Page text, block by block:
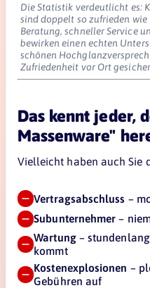
Die Statistik verdeutlicht es:
sind doppelt so zufrieden wie
Beratung, schneller Service
bewirken einen echten
schönen
Zufriedenheit vor Ort
Das kennt jeder,
Massenware"
Vielleicht haben auch Sie
Vertragsabschluss –
Subunternehmer –
Wartung–
kommt
Kostenexplosionen –
Gebühren auf